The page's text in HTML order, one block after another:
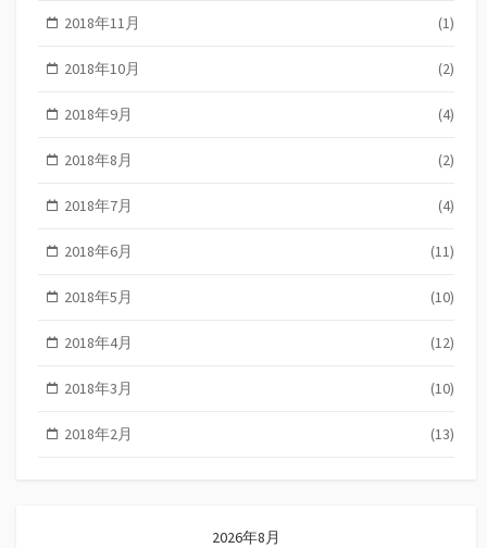
2018年11月 (1)
2018年10月 (2)
2018年9月 (4)
2018年8月 (2)
2018年7月 (4)
2018年6月 (11)
2018年5月 (10)
2018年4月 (12)
2018年3月 (10)
2018年2月 (13)
2026年8月